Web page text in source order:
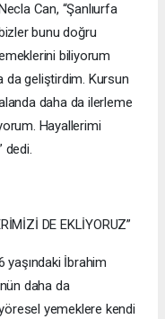
Can, “Şanlıurfa
bunu doğru
biliyorum
da geliştirdim. Kursun
daha da ilerleme
Hayallerimi
dedi.
DE EKLİYORUZ”
yaşındaki İbrahim
daha da
yemeklere kendi